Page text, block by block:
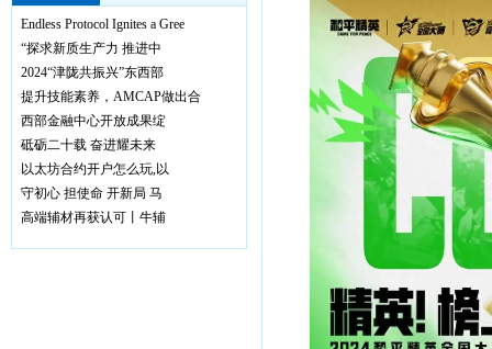
Endless Protocol Ignites a Gree
“探求新质生产力 推进中
2024“津陇共振兴”东西部
提升技能素养，AMCAP做出合
西部金融中心开放成果绽
砥砺二十载 奋进耀未来
以太坊合约开户怎么玩,以
守初心 担使命 开新局 马
高端辅材再获认可丨牛辅